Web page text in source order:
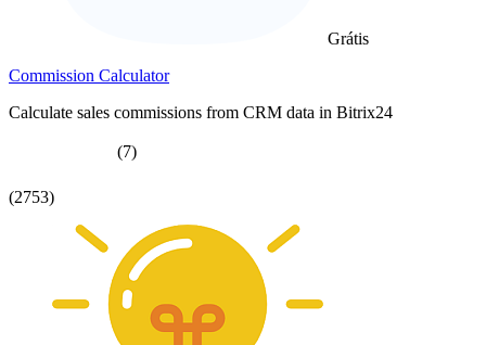
Grátis
Commission Calculator
Calculate sales commissions from CRM data in Bitrix24
(7)
(2753)